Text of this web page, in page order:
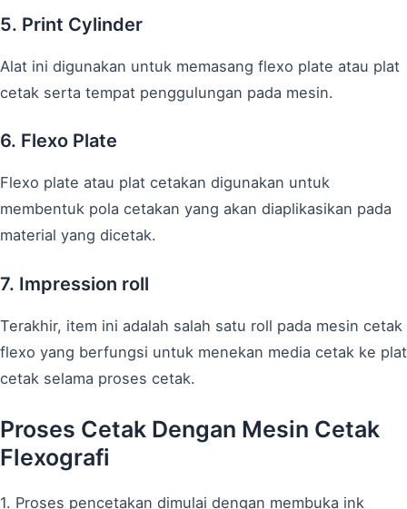
5. Print Cylinder
Alat ini digunakan untuk memasang flexo plate atau plat
cetak serta tempat penggulungan pada mesin.
6. Flexo Plate
Flexo plate atau plat cetakan digunakan untuk
membentuk pola cetakan yang akan diaplikasikan pada
material yang dicetak.
7. Impression roll
Terakhir, item ini adalah salah satu roll pada mesin cetak
flexo yang berfungsi untuk menekan media cetak ke plat
cetak selama proses cetak.
Proses Cetak Dengan Mesin Cetak
Flexografi
1. Proses pencetakan dimulai dengan membuka ink